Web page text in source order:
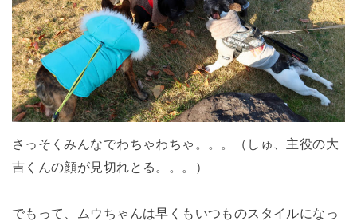
さっそくみんなでわちゃわちゃ。。。（しゅ、主役の大
吉くんの顔が見切れとる。。。）
でもって、ムウちゃんは早くもいつものスタイルになっ